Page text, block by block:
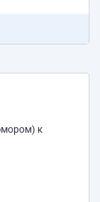
к